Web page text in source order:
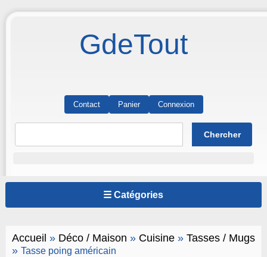
GdeTout
Contact Panier Connexion
☰ Catégories
Accueil » Déco / Maison » Cuisine» Tasses / Mugs
» Tasse poing américain